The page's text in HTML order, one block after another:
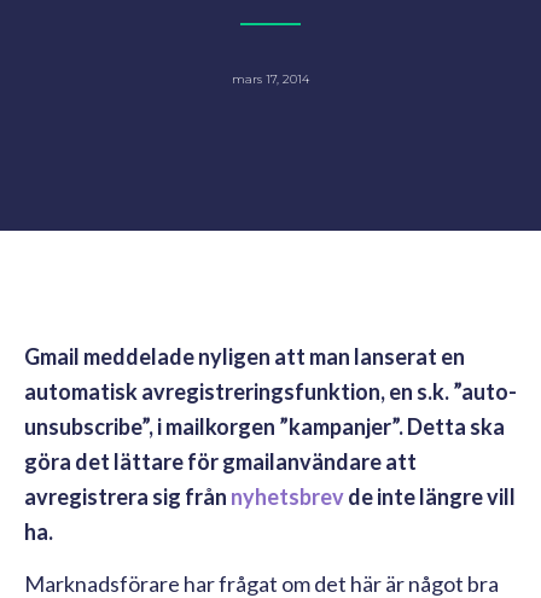
mars 17, 2014
Gmail meddelade nyligen att man lanserat en
automatisk avregistreringsfunktion, en s.k. ”auto-
unsubscribe”, i mailkorgen ”kampanjer”. Detta ska
göra det lättare för gmailanvändare att
avregistrera sig från nyhetsbrevde inte längre vill
ha.
Marknadsförare har frågat om det här är något bra